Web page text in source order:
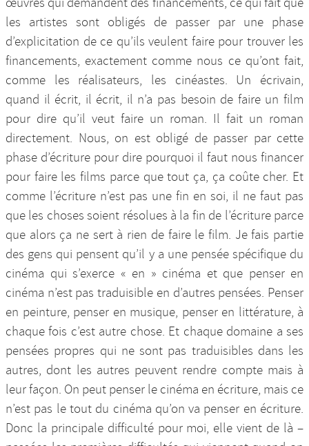
les artistes sont obligés de passer par une phase
d’explicitation de ce qu’ils veulent faire pour trouver les
financements, exactement comme nous ce qu’ont fait,
comme les réalisateurs, les cinéastes. Un écrivain,
quand il écrit, il écrit, il n’a pas besoin de faire un film
pour dire qu’il veut faire un roman. Il fait un roman
directement. Nous, on est obligé de passer par cette
phase d’écriture pour dire pourquoi il faut nous financer
pour faire les films parce que tout ça, ça coûte cher. Et
comme l’écriture n’est pas une fin en soi, il ne faut pas
que les choses soient résolues à la fin de l’écriture parce
que alors ça ne sert à rien de faire le film. Je fais partie
des gens qui pensent qu’il y a une pensée spécifique du
cinéma qui s’exerce « en » cinéma et que penser en
cinéma n’est pas traduisible en d’autres pensées. Penser
en peinture, penser en musique, penser en littérature, à
chaque fois c’est autre chose. Et chaque domaine a ses
pensées propres qui ne sont pas traduisibles dans les
autres, dont les autres peuvent rendre compte mais à
leur façon. On peut penser le cinéma en écriture, mais ce
n’est pas le tout du cinéma qu’on va penser en écriture.
Donc la principale difficulté pour moi, elle vient de là –